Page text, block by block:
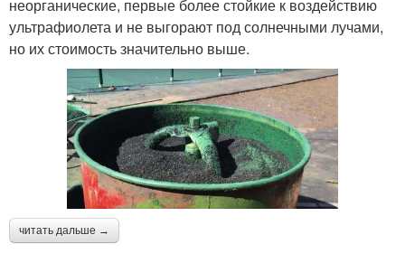
неорганические, первые более стойкие к воздействию
ультрафиолета и не выгорают под солнечными лучами,
но их стоимость значительно выше.
читать дальше →